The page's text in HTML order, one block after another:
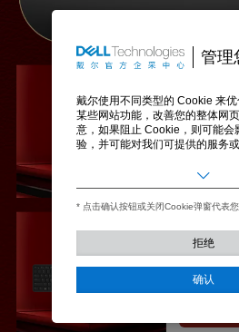
稳定精准｜
秒杀价：
Dell Pro 5
360°防护｜
秒杀价：
管理
戴尔使用不同类型的 Cookie 来
某些网站功能，改善您的整体网
意，如果阻止 Cookie，则可能会
验，并可能对我们可提供的服务或
允许用户在我们的网站上移动以
个人资料和购买、登录凭据以及
通过收集和报告信息，帮助我们
* 点击确认按钮或关闭Cookie弹窗代表您
拒绝
确认